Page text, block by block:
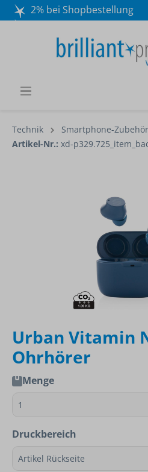
2% bei Shopbestellung
Wir beraten Sie gerne:
Technik Smartphone-Zubehör
Artikel-Nr.: xd-
Urban Vitamin
Ohrhörer
Menge
Druckbereich